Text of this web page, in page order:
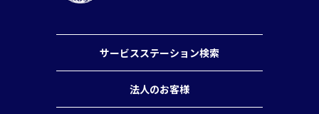
サービスステーション検索
法人のお客様